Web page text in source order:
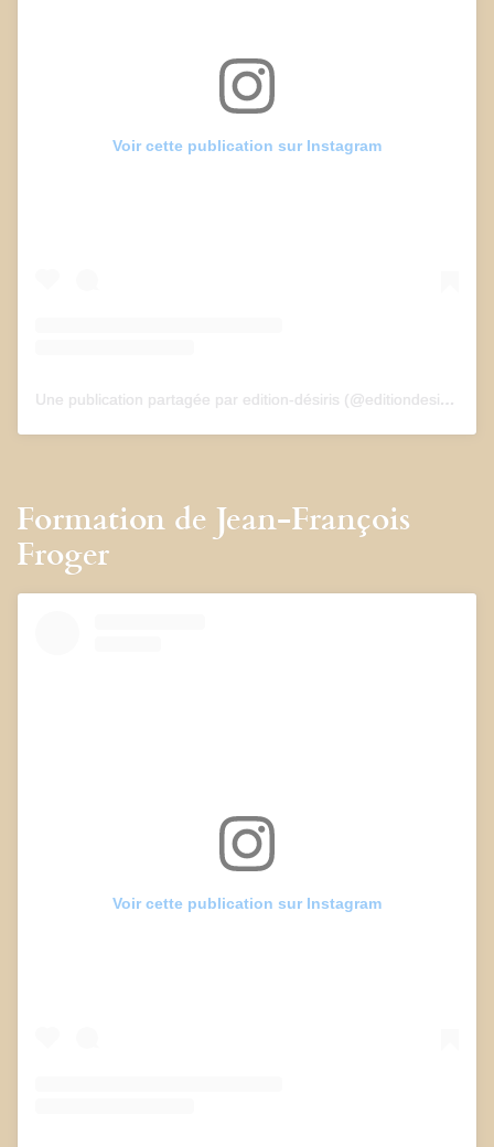
Voir cette publication sur Instagram
Une publication partagée par edition-désiris (@editiondesiris)
Formation de Jean-François
Froger
Voir cette publication sur Instagram